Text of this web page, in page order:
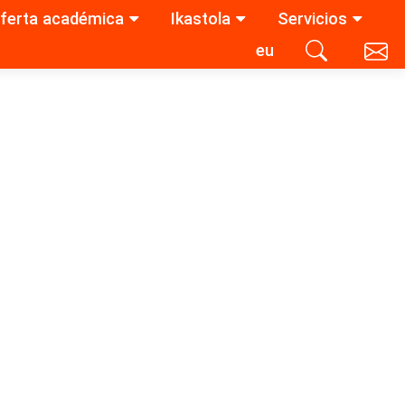
académica Ikastola
Servicios
eu
Buscar
Contacta con nosotros